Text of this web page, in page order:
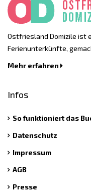
Ostfriesland Domizile ist
Ferienunterkünfte,
Mehr erfahren
Infos
So funktioniert das
Datenschutz
Impressum
AGB
Presse